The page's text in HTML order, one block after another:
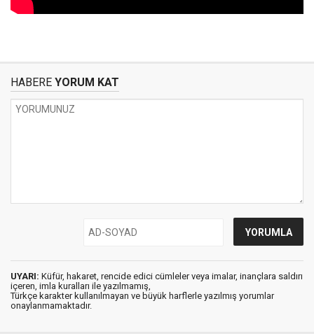
HABERE YORUM KAT
UYARI: Küfür, hakaret, rencide edici cümleler veya imalar, inançlara saldırı
içeren, imla kuralları ile yazılmamış,
Türkçe karakter kullanılmayan ve büyük harflerle yazılmış yorumlar
onaylanmamaktadır.